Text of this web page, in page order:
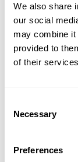
We also share
our social
may combine it
provided to
of their
Selection
Necessary
Preferences